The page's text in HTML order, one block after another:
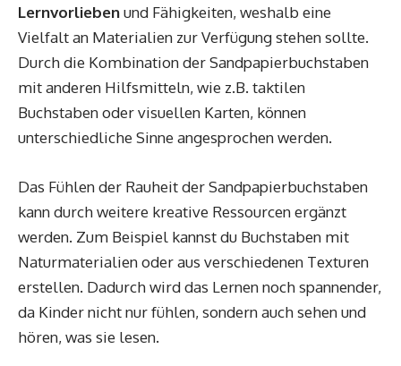
Lernvorliebenund Fähigkeiten, weshalb eine
Vielfalt an Materialien zur Verfügung stehen sollte.
Durch die Kombination der Sandpapierbuchstaben
mit anderen Hilfsmitteln, wie z.B. taktilen
Buchstaben oder visuellen Karten, können
unterschiedliche Sinne angesprochen werden.
Das Fühlen der Rauheit der Sandpapierbuchstaben
kann durch weitere kreative Ressourcen ergänzt
werden. Zum Beispiel kannst du Buchstaben mit
Naturmaterialien oder aus verschiedenen Texturen
erstellen. Dadurch wird das Lernen noch spannender,
da Kinder nicht nur fühlen, sondern auch sehen und
hören, was sie lesen.